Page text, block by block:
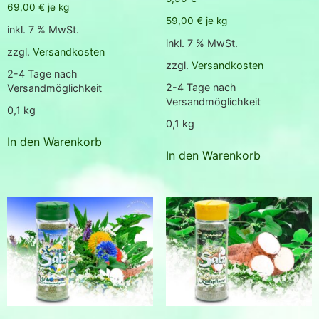
69,00 € je kg
inkl. 7 % MwSt.
zzgl. Versandkosten
2-4 Tage nach
Versandmöglichkeit
0,1 kg
In den Warenkorb
59,00 € je kg
inkl. 7 % MwSt.
zzgl. Versandkosten
2-4 Tage nach
Versandmöglichkeit
0,1 kg
In den Warenkorb